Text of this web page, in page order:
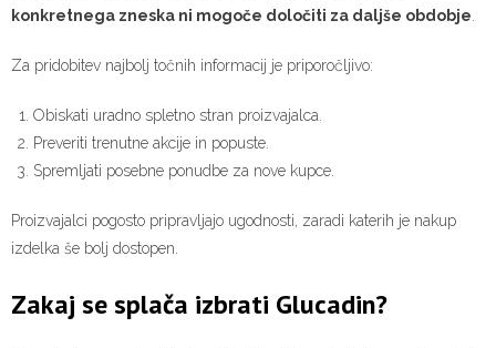
konkretnega zneska ni mogoče določiti za daljše obdobje
Za pridobitev najbolj točnih informacij je priporočljivo:
Obiskati uradno spletno stran proizvajalca.
Preveriti trenutne akcije in popuste.
Spremljati posebne ponudbe za nove kupce.
Proizvajalci pogosto pripravljajo ugodnosti, zaradi katerih je nakup
izdelka še bolj dostopen.
Zakaj se splača izbrati Glucadin?